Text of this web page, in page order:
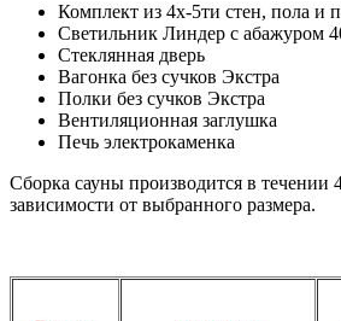
Комплект из 4х-5ти стен, пола и
Светильник Линдер с абажуром
Стеклянная дверь
Вагонка без сучков Экстра
Полки без сучков Экстра
Вентиляционная заглушка
Печь электрокаменка
Сборка сауны производится в течении
зависимости от выбранного размера.